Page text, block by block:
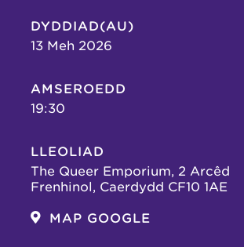
DYDDIAD(AU)
13 Meh 2026
AMSEROEDD
19:30
LLEOLIAD
The Queer Emporium, 2 Arcêd
Frenhinol, Caerdydd CF10 1AE
MAP GOOGLE